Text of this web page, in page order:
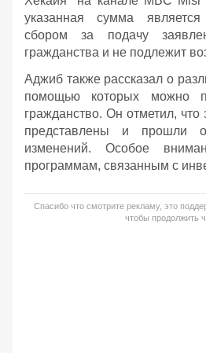
указанная сумма является
сбором за подачу
гражданства и не подлежит
Аджиб также рассказал о
помощью которых можно
гражданство. Он отметил,
представлены и прошли
изменений. Особое
программам, связанным с
Спасибо что смотрите рекламу, это
чтобы продолжить